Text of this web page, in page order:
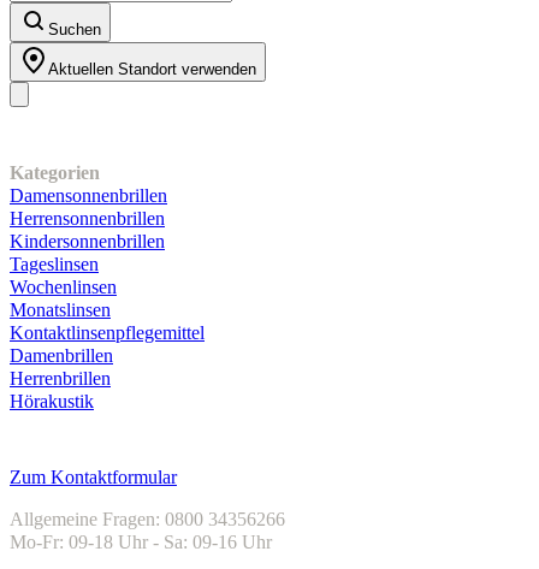
Suchen
Aktuellen Standort verwenden
Kategorien
Damensonnenbrillen
Herrensonnenbrillen
Kindersonnenbrillen
Tageslinsen
Wochenlinsen
Monatslinsen
Kontaktlinsenpflegemittel
Damenbrillen
Herrenbrillen
Hörakustik
Zum Kontaktformular
Allgemeine Fragen: 0800 34356266
Mo-Fr: 09-18 Uhr - Sa: 09-16 Uhr